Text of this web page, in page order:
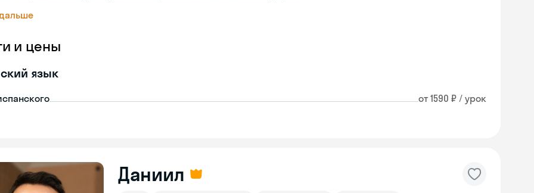
и цены
язык
от 1590 ₽ / урок
Даниил